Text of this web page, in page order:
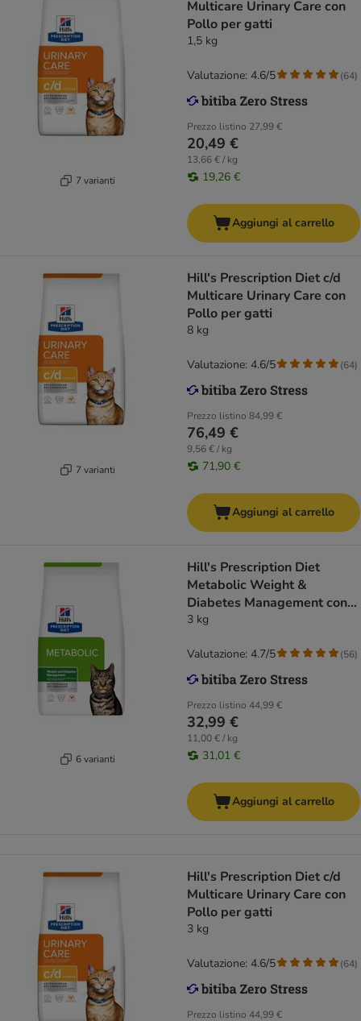
7 varianti
Multicare Urinary Care con
Pollo per gatti
1,5 kg
Prezzo listino 27,99 €
20,49 €
13,66 € / kg
19,26 €
Valutazione: 4.6/5 (64)
Aggiungi al carrello
7 varianti
Hill's Prescription Diet c/d
Multicare Urinary Care con
Pollo per gatti
8 kg
Prezzo listino 84,99 €
76,49 €
9,56 € / kg
71,90 €
Valutazione: 4.6/5 (64)
Aggiungi al carrello
6 varianti
Hill's Prescription Diet
Metabolic Weight &
Diabetes Management con
Pollo
3 kg
Prezzo listino 44,99 €
32,99 €
11,00 € / kg
31,01 €
Valutazione: 4.7/5 (56)
Aggiungi al carrello
Hill's Prescription Diet c/d
Multicare Urinary Care con
Pollo per gatti
3 kg
Prezzo listino 44,99 €
Valutazione: 4.6/5 (64)